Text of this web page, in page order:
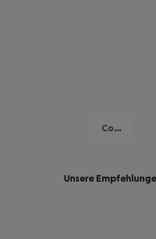
Costa del Azahar
Unsere